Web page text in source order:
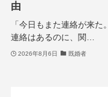
由
「今日もまた連絡が来
連絡はあるのに、関…
2026年8月6日 既婚者